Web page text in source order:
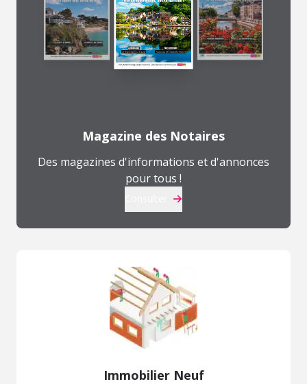
Magazine des Notaires
Des magazines d'informations et d'annonces
pour tous !
Immobilier Neuf